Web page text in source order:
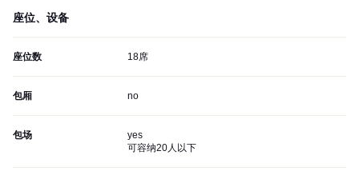
座位、设备
座位数 18席
包厢 no
包场
yes
可容纳20人以下